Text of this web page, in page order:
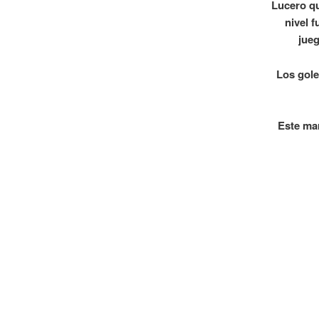
Lucero
nivel
Los
Este